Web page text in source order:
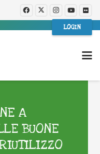
LOGIN
A
BUONE